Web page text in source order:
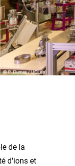
de la
d'ions et